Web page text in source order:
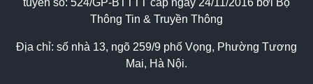
tuyến số: 524/GP-BTTTT cấp ngày 24/11/2016 bởi Bộ
Thông Tin & Truyền Thông
Địa chỉ: số nhà 13, ngõ 259/9 phố Vọng, Phường Tương
Mai, Hà Nội.